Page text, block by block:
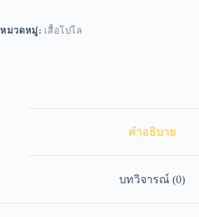
หมวดหมู่: เสื้อโปโล
คำอธิบาย
บทวิจารณ์ (0)